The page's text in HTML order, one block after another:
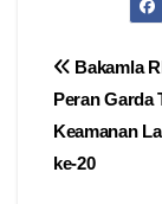
pos
Bakamla
Peran Garda
Keamanan
ke-20